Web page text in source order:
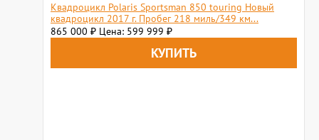
Квадроцикл Polaris Sportsman 850 touring Новый
квадроцикл 2017 г. Пробег 218 миль/349 км...
865 000 ₽ Цена: 599 999 ₽